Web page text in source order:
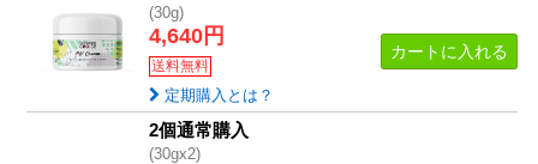
(30g)
4,640円
送料無料
カートに入れる
定期購入とは？
2個通常購入
(30gx2)